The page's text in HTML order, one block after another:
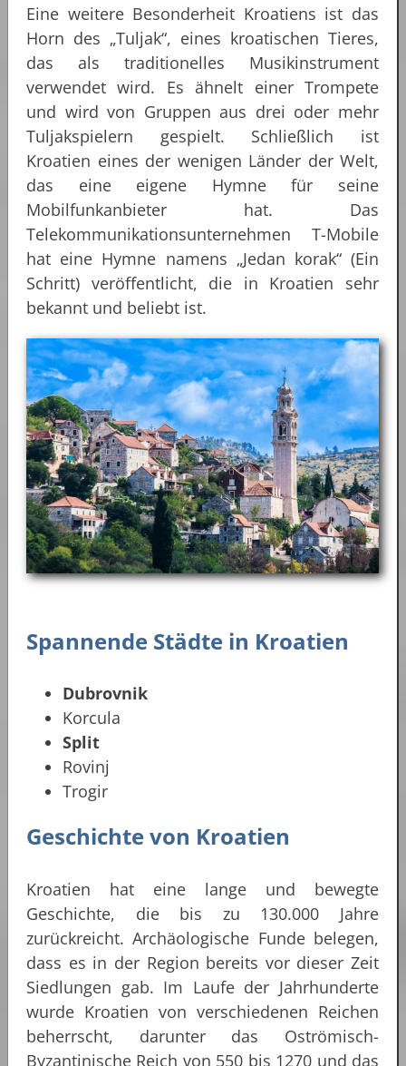
Eine weitere Besonderheit Kroatiens ist das
Horn des „Tuljak“, eines kroatischen Tieres,
das als traditionelles Musikinstrument
verwendet wird. Es ähnelt einer Trompete
und wird von Gruppen aus drei oder mehr
Tuljakspielern gespielt. Schließlich ist
Kroatien eines der wenigen Länder der Welt,
das eine eigene Hymne für seine
Mobilfunkanbieter hat. Das
Telekommunikationsunternehmen T-Mobile
hat eine Hymne namens „Jedan korak“ (Ein
Schritt) veröffentlicht, die in Kroatien sehr
bekannt und beliebt ist.
Spannende Städte in Kroatien
Dubrovnik
Korcula
Split
Rovinj
Trogir
Geschichte von Kroatien
Kroatien hat eine lange und bewegte
Geschichte, die bis zu 130.000 Jahre
zurückreicht. Archäologische Funde belegen,
dass es in der Region bereits vor dieser Zeit
Siedlungen gab. Im Laufe der Jahrhunderte
wurde Kroatien von verschiedenen Reichen
beherrscht, darunter das Oströmisch-
Byzantinische Reich von 550 bis 1270 und das